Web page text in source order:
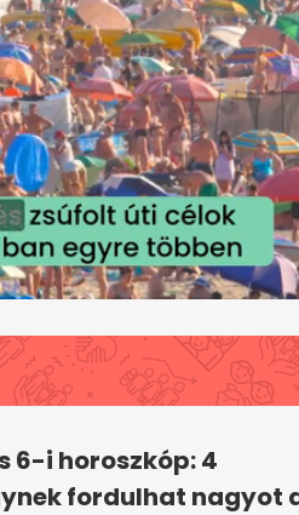
6-i horoszkóp: 4
fordulhat nagyot